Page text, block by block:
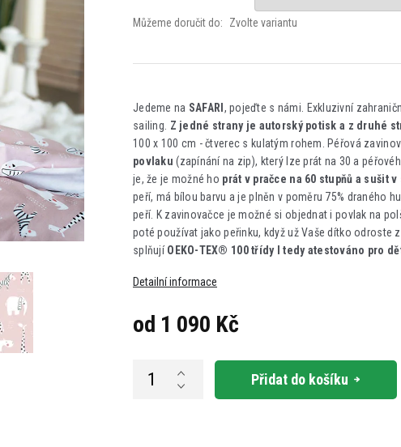
od 1 090 Kč
Můžeme doručit do: Zvolte variantu
Přidat do košíku
Jedeme na SAFARI , pojeďte s námi. Exkluzivní
sailing. Z jedné strany je autorský potisk a z druhé
100 x 100 cm - čtverec s kulatým rohem. Péřová
povlaku (zapínání na zip), který lze prát na 30 a
je, že je možné ho prát v pračce na 60 stupňů a sušit v
peří, má bílou barvu a je plněn v poměru 75% draného
peří. K zavinovačce je možné si objednat i povlak na
poté používat jako peřinku, když už Vaše dítko odroste
splňujíOEKO-TEX® 100 třídy I tedy atestováno pro
Detailní informace